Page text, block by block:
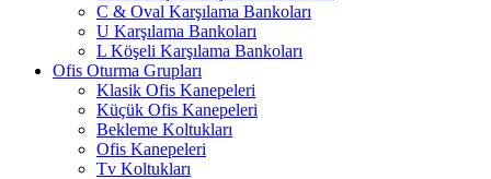
C & Oval Karşılama Bankoları
U Karşılama Bankoları
L Köşeli Karşılama Bankoları
Ofis Oturma Grupları
Klasik Ofis Kanepeleri
Küçük Ofis Kanepeleri
Bekleme Koltukları
Ofis Kanepeleri
Tv Koltukları